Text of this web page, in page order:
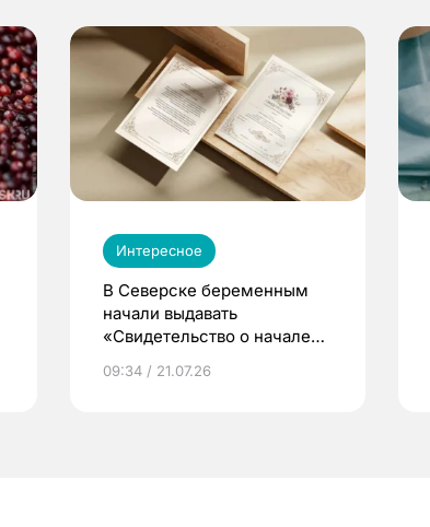
Интересное
В Северске беременным
начали выдавать
«Свидетельство о начале
09:34 / 21.07.26